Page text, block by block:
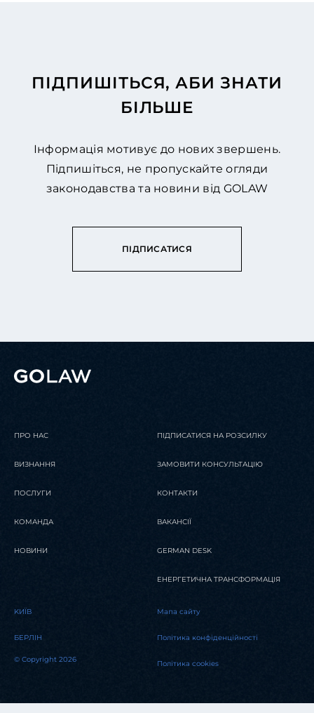
ПІДПИШІТЬСЯ, АБИ ЗНАТИ
БІЛЬШЕ
Інформація мотивує до нових звершень.
Підпишіться, не пропускайте огляди
законодавства та новини від GOLAW
ПІДПИСАТИСЯ
ПРО НАС
ВИЗНАННЯ
ПОСЛУГИ
КОМАНДА
НОВИНИ
ПІДПИСАТИСЯ НА РОЗСИЛКУ
ЗАМОВИТИ КОНСУЛЬТАЦІЮ
КОНТАКТИ
ВАКАНСІЇ
GERMAN DESK
ЕНЕРГЕТИЧНА ТРАНСФОРМАЦІЯ
KИЇВ
БЕРЛІН
© Copyright 2026
Мапа сайту
Політика конфіденційності
Політика cookies